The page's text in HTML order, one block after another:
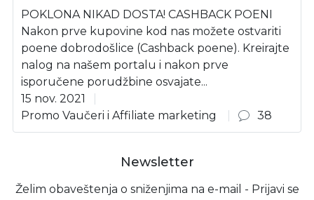
POKLONA NIKAD DOSTA! CASHBACK POENI
Nakon prve kupovine kod nas možete ostvariti
poene dobrodošlice (Cashback poene). Kreirajte
nalog na našem portalu i nakon prve
isporučene porudžbine osvajate...
15 nov. 2021
Promo Vaučeri i Affiliate marketing
38
Newsletter
Želim obaveštenja o sniženjima na e-mail - Prijavi se